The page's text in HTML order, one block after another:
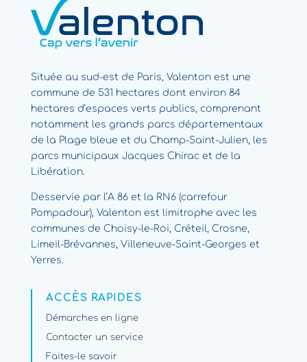
Située au sud-est de Paris, Valenton est une
commune de 531 hectares dont environ 84
hectares d’espaces verts publics, comprenant
notamment les grands parcs départementaux
de la Plage bleue et du Champ-Saint-Julien, les
parcs municipaux Jacques Chirac et de la
Libération.
Desservie par l’A 86 et la RN6 (carrefour
Pompadour), Valenton est limitrophe avec les
communes de Choisy-le-Roi, Créteil, Crosne,
Limeil-Brévannes, Villeneuve-Saint-Georges et
Yerres.
ACCÈS RAPIDES
Démarches en ligne
Contacter un service
Faites-le savoir